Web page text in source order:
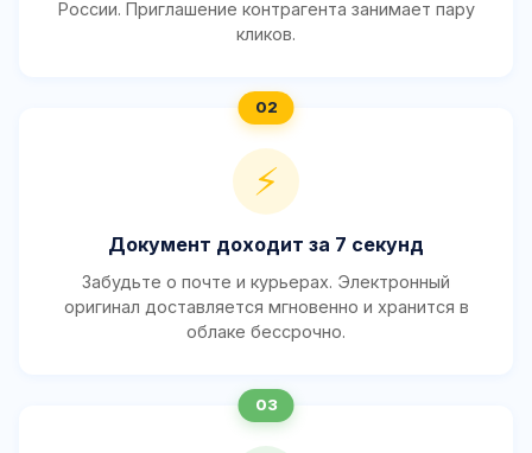
России. Приглашение контрагента занимает пару
кликов.
⚡
Документ доходит за 7 секунд
Забудьте о почте и курьерах. Электронный
оригинал доставляется мгновенно и хранится в
облаке бессрочно.